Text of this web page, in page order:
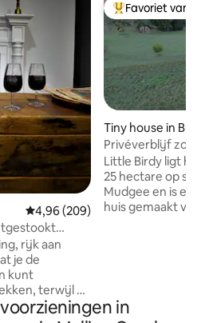
Gemiddelde beoordeling van
4,96 (209)
rijk aan
je de
kunt
terwijl op
de
Topfavoriet van
Favoriet van
Tiny house in
e
Privéverblijf
wijnstreek
Little Birdy ligt
25 hectare op
Mudgee en is
huis gemaakt
Cooyal Plains en
perfecte
in